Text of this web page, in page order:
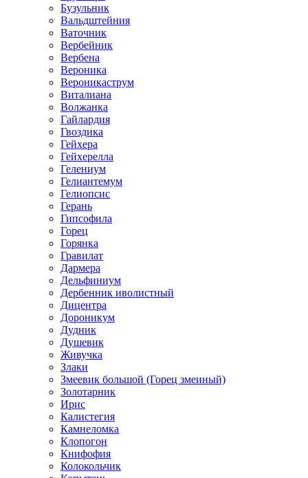
Бузульник
Вальдштейния
Ваточник
Вербейник
Вербена
Вероника
Вероникаструм
Виталиана
Волжанка
Гайлардия
Гвоздика
Гейхера
Гейхерелла
Гелениум
Гелиантемум
Гелиопсис
Герань
Гипсофила
Горец
Горянка
Гравилат
Дармера
Дельфиниум
Дербенник иволистный
Дицентра
Дороникум
Дудник
Душевик
Живучка
Злаки
Змеевик большой (Горец змеиный)
Золотарник
Ирис
Калистегия
Камнеломка
Клопогон
Книфофия
Колокольчик